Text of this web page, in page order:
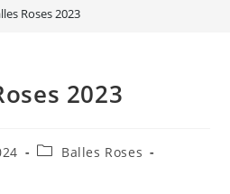
Roses 2023
2023
PostBalles Roses